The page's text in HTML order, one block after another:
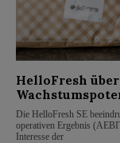
HelloFresh
Die HelloFresh SE
operativen Ergebnis
Interesse der